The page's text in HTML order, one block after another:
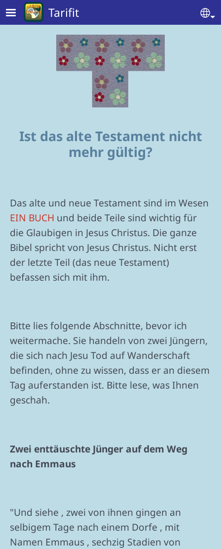
Skip to main content
Tarifit
Ist das alte Testament nicht
mehr gültig?
Das alte und neue Testament sind im Wesen
EIN BUCH und beide Teile sind wichtig für
die Glaubigen in Jesus Christus. Die ganze
Bibel spricht von Jesus Christus. Nicht erst
der letzte Teil (das neue Testament)
befassen sich mit ihm.
Bitte lies folgende Abschnitte, bevor ich
weitermache. Sie handeln von zwei Jüngern,
die sich nach Jesu Tod auf Wanderschaft
befinden, ohne zu wissen, dass er an diesem
Tag auferstanden ist. Bitte lese, was Ihnen
geschah.
Zwei enttäuschte Jünger auf dem Weg
nach Emmaus
"Und siehe , zwei von ihnen gingen an
selbigem Tage nach einem Dorfe , mit
Namen Emmaus , sechzig Stadien von